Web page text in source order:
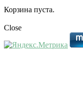
Корзина пуста.
Close